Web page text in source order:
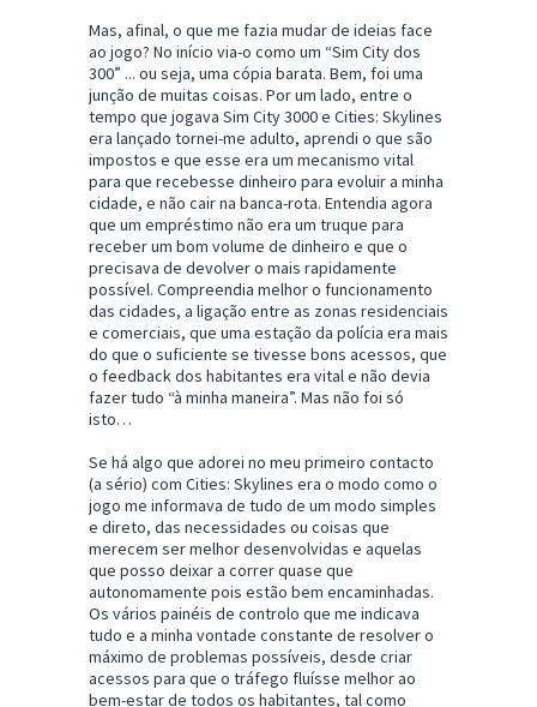
Mas, afinal, o que me fazia mudar de ideias face
ao jogo? No início via-o como um “Sim City dos
300” ... ou seja, uma cópia barata. Bem, foi uma
junção de muitas coisas. Por um lado, entre o
tempo que jogava Sim City 3000 e Cities: Skylines
era lançado tornei-me adulto, aprendi o que são
impostos e que esse era um mecanismo vital
para que recebesse dinheiro para evoluir a minha
cidade, e não cair na banca-rota. Entendia agora
que um empréstimo não era um truque para
receber um bom volume de dinheiro e que o
precisava de devolver o mais rapidamente
possível. Compreendia melhor o funcionamento
das cidades, a ligação entre as zonas residenciais
e comerciais, que uma estação da polícia era mais
do que o suficiente se tivesse bons acessos, que
o feedback dos habitantes era vital e não devia
fazer tudo “à minha maneira”. Mas não foi só
isto…
Se há algo que adorei no meu primeiro contacto
(a sério) com Cities: Skylines era o modo como o
jogo me informava de tudo de um modo simples
e direto, das necessidades ou coisas que
merecem ser melhor desenvolvidas e aquelas
que posso deixar a correr quase que
autonomamente pois estão bem encaminhadas.
Os vários painéis de controlo que me indicava
tudo e a minha vontade constante de resolver o
máximo de problemas possíveis, desde criar
acessos para que o tráfego fluísse melhor ao
bem-estar de todos os habitantes, tal como